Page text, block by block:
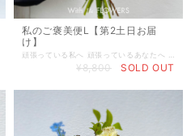
私のご褒美便L【第2土日お届
け】
¥8,800 SOLD OUT